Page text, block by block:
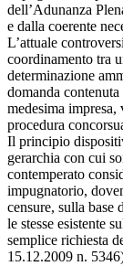
dell’Adunanza
e dalla coerente
L’attuale
coordinamento tra
determinazione
domanda
medesima impresa,
procedura
Il principio
gerarchia con cui
contemperato
impugnatorio,
censure, sulla base
le stesse esistente
semplice richiesta
15.12.2009 n.